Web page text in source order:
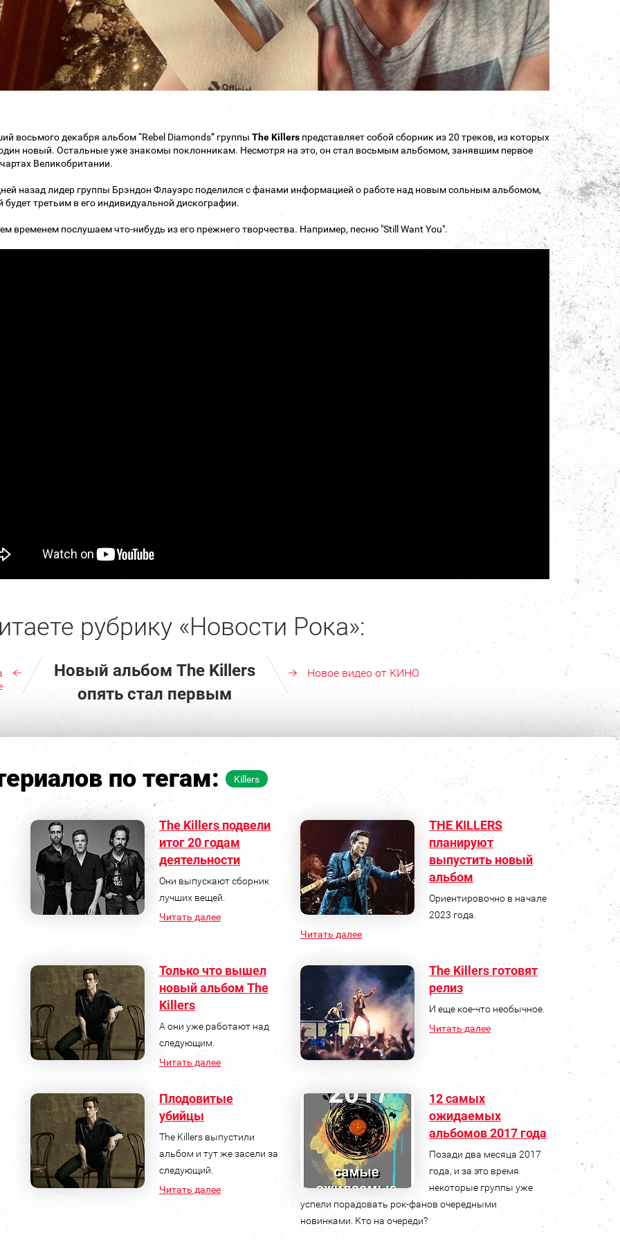
восьмого декабря альбом “Rebel Diamonds” группы The Killersпредставляет собой сборник из 20 треков, из которых
новый. Остальные уже знакомы поклонникам. Несмотря на это, он стал восьмым альбомом, занявшим первое
Великобритании.
назад лидер группы Брэндон Флауэрс поделился с фанами информацией о работе над новым сольным альбомом,
будет третьим в его индивидуальной дискографии.
временем послушаем что-нибудь из его прежнего творчества. Например, песню "Still Want You".
рубрику «Новости Рока»:
Новый альбом The Killers
опять стал первым
Новое видео от КИНО
по тегам: Killers
The Killers подвели
итог 20 годам
деятельности
Они выпускают сборник
лучших вещей.
Читать далее
THE KILLERS
планируют
выпустить новый
альбом
Ориентировочно в начале
2023 года.
Читать далее
Только что вышел
новый альбом The
Killers
А они уже работают над
следующим.
Читать далее
The Killers готовят
релиз
И еще кое-что необычное.
Читать далее
Плодовитые
убийцы
The Killers выпустили
альбом и тут же засели за
следующий.
Читать далее
12 самых
ожидаемых
альбомов 2017 года
Позади два месяца 2017
года, и за это время
некоторые группы уже
успели порадовать рок-фанов очередными
новинками. Кто на очереди?